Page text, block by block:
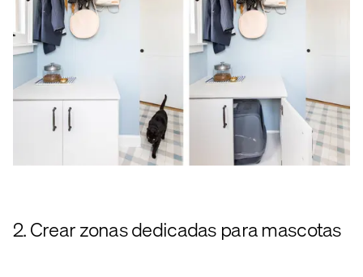
2. Crear zonas dedicadas para mascotas